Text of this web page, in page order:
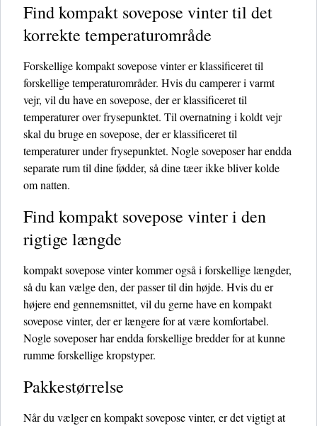
Find kompakt sovepose vinter til det
korrekte temperaturområde
Forskellige kompakt sovepose vinter er klassificeret til
forskellige temperaturområder. Hvis du camperer i varmt
vejr, vil du have en sovepose, der er klassificeret til
temperaturer over frysepunktet. Til overnatning i koldt vejr
skal du bruge en sovepose, der er klassificeret til
temperaturer under frysepunktet. Nogle soveposer har endda
separate rum til dine fødder, så dine tæer ikke bliver kolde
om natten.
Find kompakt sovepose vinter i den
rigtige længde
kompakt sovepose vinter kommer også i forskellige længder,
så du kan vælge den, der passer til din højde. Hvis du er
højere end gennemsnittet, vil du gerne have en kompakt
sovepose vinter, der er længere for at være komfortabel.
Nogle soveposer har endda forskellige bredder for at kunne
rumme forskellige kropstyper.
Pakkestørrelse
Når du vælger en kompakt sovepose vinter, er det vigtigt at